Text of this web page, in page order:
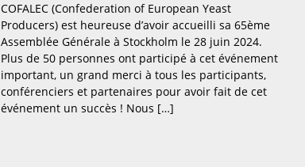
COFALEC (Confederation of European Yeast
Producers) est heureuse d’avoir accueilli sa 65ème
Assemblée Générale à Stockholm le 28 juin 2024.
Plus de 50 personnes ont participé à cet événement
important, un grand merci à tous les participants,
conférenciers et partenaires pour avoir fait de cet
événement un succès ! Nous […]